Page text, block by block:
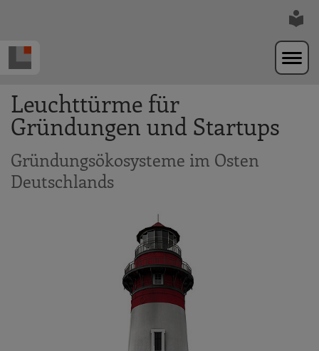
Leuchttürme für
Gründungen und Startups
Gründungsökosysteme im Osten
Deutschlands